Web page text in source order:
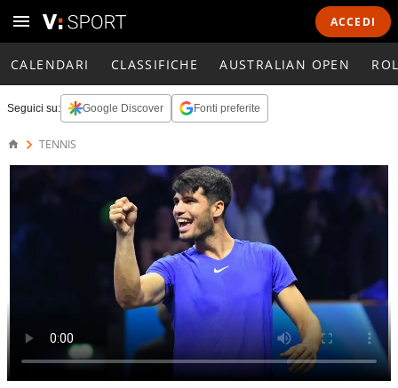
ACCEDI
CALENDARI CLASSIFICHE AUSTRALIAN OPEN
Seguici su: Google Discover Fonti preferite
TENNIS